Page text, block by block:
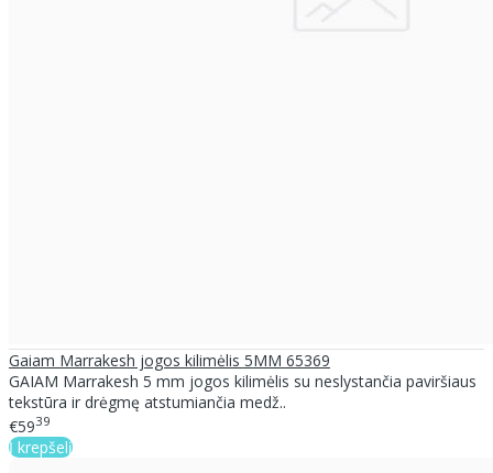
Gaiam Marrakesh jogos kilimėlis 5MM 65369
GAIAM Marrakesh 5 mm jogos kilimėlis su neslystančia paviršiaus
tekstūra ir drėgmę atstumiančia medž..
€5939
Į krepšelį